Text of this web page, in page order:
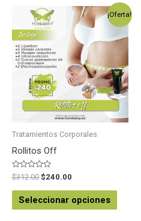
¡Oferta!
Tratamientos Corporales
Rollitos Off
Valorado
en
0
de
$312.00 $240.00
Seleccionar opciones